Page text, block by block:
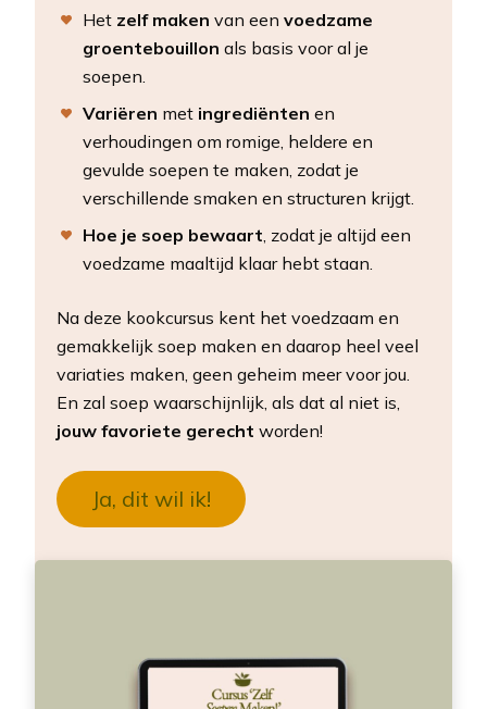
Het zelf maken van een voedzame
groentebouillon als basis voor al je
soepen.
Variëren met ingrediënten en
verhoudingen om romige, heldere en
gevulde soepen te maken, zodat je
verschillende smaken en structuren krijgt.
Hoe je soep bewaart, zodat je altijd een
voedzame maaltijd klaar hebt staan.
Na deze kookcursus kent het voedzaam en
gemakkelijk soep maken en daarop heel veel
variaties maken, geen geheim meer voor jou.
En zal soep waarschijnlijk, als dat al niet is,
jouw favoriete gerecht worden!
Ja, dit wil ik!